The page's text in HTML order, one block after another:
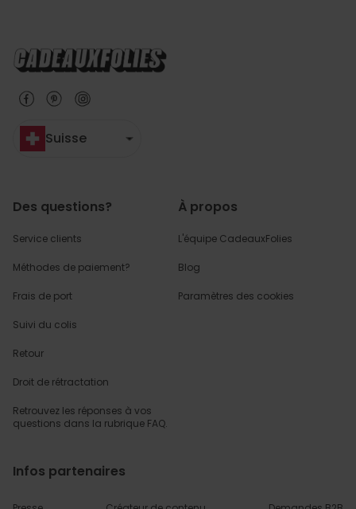
Suisse
Des questions?
Service clients
Méthodes de paiement?
Frais de port
Suivi du colis
Retour
Droit de rétractation
Retrouvez les réponses à vos
questions dans la rubrique FAQ.
À propos
L'équipe CadeauxFolies
Blog
Paramètres des cookies
Infos partenaires